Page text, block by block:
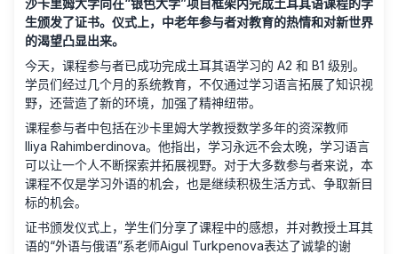
沙卡里姆大学向在“银色大学”项目框架内完成土耳其语课程的学
生颁发了证书。仪式上，中老年参与者对教育的热情和对新世界
的渴望凸显出来。
今天，课程参与者已成功完成土耳其语学习的 A2 和 B1 级别。
学员们经过几个月的系统教育，不仅通过学习语言拓展了知识视
野，还营造了新的环境，加强了精神纽带。
课程参与者中包括在沙卡里姆大学教授数学多年的资深教师
Iliya Rahimberdinova。他指出，学习永远不会太晚，学习语言
可以让一个人不断探索并拓展视野。对于大多数参与者来说，本
课程不仅是学习外语的机会，也是继续积极生活方式、争取新目
标的机会。
证书颁发仪式上，学生们分享了课程中的感想，并对教授土耳其
语的“外语与俄语”系老师Aigul Turkpenova表达了诚挚的谢